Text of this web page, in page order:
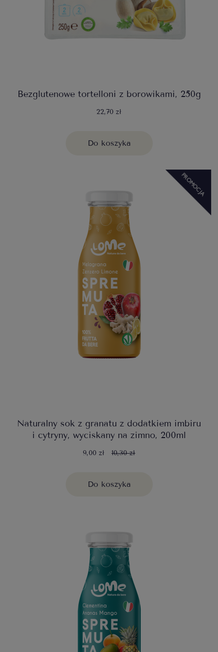
Bezglutenowe tortelloni z borowikami, 250g
22,70 zł
Do koszyka
Naturalny sok z granatu z dodatkiem imbiru
i cytryny, wyciskany na zimno, 200ml
9,00 zł 10,30 zł
Do koszyka